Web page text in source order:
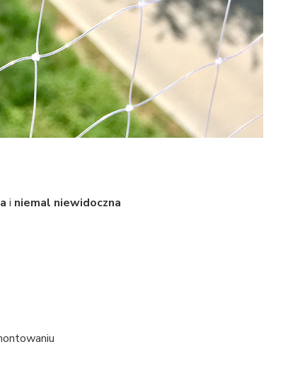
i niemal niewidoczna